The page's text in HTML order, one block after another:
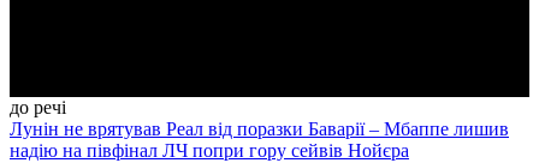
до речі
Лунін не врятував Реал від поразки Баварії – Мбаппе лишив
надію на півфінал ЛЧ попри гору сейвів Нойєра